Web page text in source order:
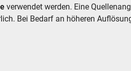
verwendet werden. Eine
Bei Bedarf an höheren